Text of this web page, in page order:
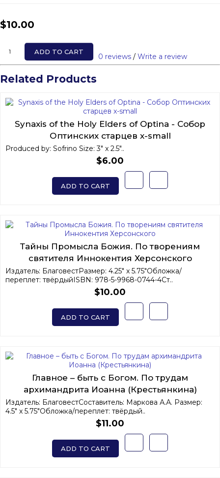
$10.00
ADD TO CART
0 reviews / Write a review
Related Products
Synaxis of the Holy Elders of Optina - Собор
Оптинских старцев x-small
Produced by: Sofrino Size: 3" x 2.5"..
$6.00
ADD TO CART
Тайны Промысла Божия. По творениям
святителя Иннокентия Херсонского
Издатель: БлаговестРазмер: 4.25" x 5.75"Обложка/
переплет: твёрдыйISBN: 978-5-9968-0744-4Ст..
$10.00
ADD TO CART
Главное – быть с Богом. По трудам
архимандрита Иоанна (Крестьянкина)
Издатель: БлаговестСоставитель: Маркова А.А. Размер:
4.5" x 5.75"Обложка/переплет: твёрдый..
$11.00
ADD TO CART